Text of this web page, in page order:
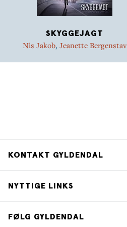
SKYGGEJAGT
Nis Jakob, Jeanette Bergenstav
KONTAKT GYLDENDAL
NYTTIGE LINKS
FØLG GYLDENDAL